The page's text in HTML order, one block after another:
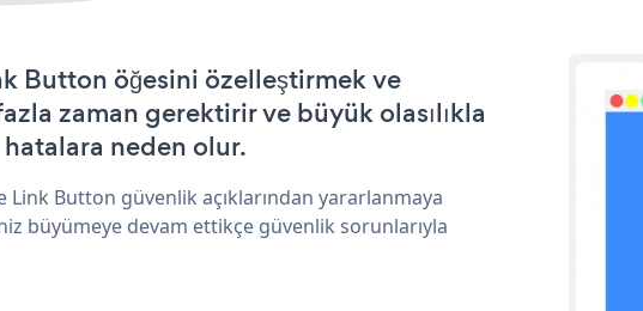
Button öğesini özelleştirmek ve
zaman gerektirir ve büyük olasılıkla
neden olur.
Link Button güvenlik açıklarından yararlanmaya
büyümeye devam ettikçe güvenlik sorunlarıyla